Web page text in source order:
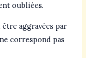
oubliées.
aggravées par
correspond pas